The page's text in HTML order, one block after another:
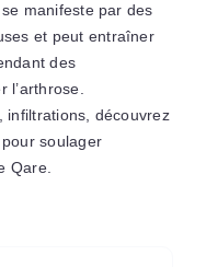
manifeste par des
et peut entraîner
des
l’arthrose.
infiltrations, découvrez
soulager
Qare.